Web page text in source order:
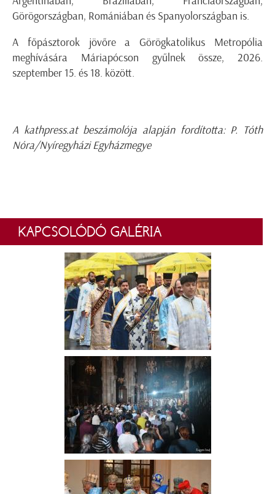
Görögországban, Romániában és Spanyolországban is.
A főpásztorok jövőre a Görögkatolikus Metropólia
meghívására Máriapócson gyűlnek össze, 2026.
szeptember 15. és 18. között.
A kathpress.at beszámolója alapján fordította: P. Tóth
Nóra/Nyíregyházi Egyházmegye
KAPCSOLÓDÓ GALÉRIA